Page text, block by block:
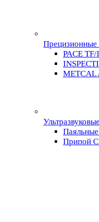
Прецизионные
PACE TF/
METCAL
Припой